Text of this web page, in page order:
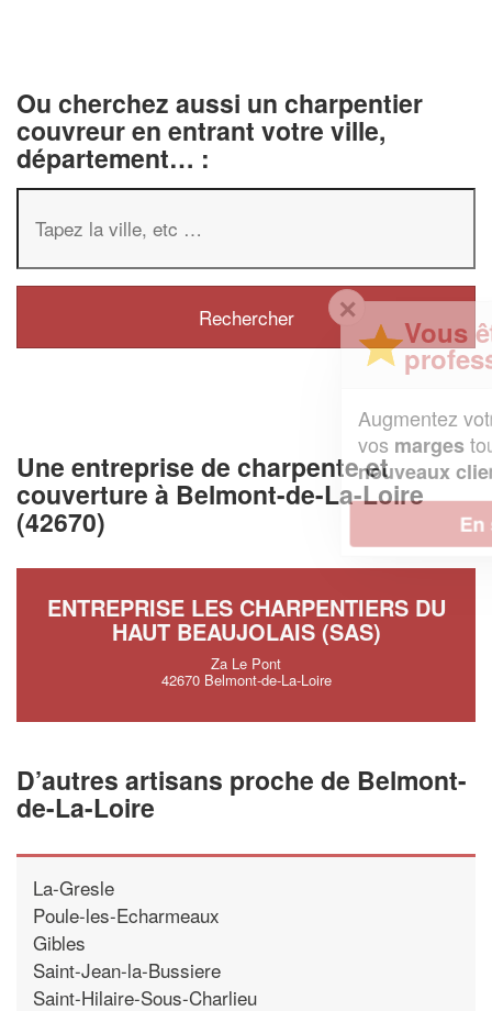
Ou cherchez aussi un charpentier
couvreur en entrant votre ville,
département… :
Une entreprise de charpente et
couverture à Belmont-de-La-Loire
(42670)
ENTREPRISE LES CHARPENTIERS DU
HAUT BEAUJOLAIS (SAS)
Za Le Pont
42670 Belmont-de-La-Loire
D’autres artisans proche de Belmont-
de-La-Loire
La-Gresle
Poule-les-Echarmeaux
Gibles
Saint-Jean-la-Bussiere
Saint-Hilaire-Sous-Charlieu
Vous êtes un
professionnel ?
chiffre d'affaireset
tout en gagnant de
nouveaux clients!